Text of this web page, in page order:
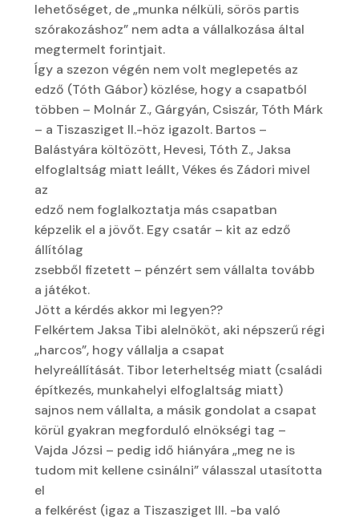
lehetőséget, de „munka nélküli, sörös partis
szórakozáshoz” nem adta a vállalkozása által
megtermelt forintjait.
Így a szezon végén nem volt meglepetés az
edző (Tóth Gábor) közlése, hogy a csapatból
többen – Molnár Z., Gárgyán, Csiszár, Tóth Márk
– a Tiszasziget II.-höz igazolt. Bartos –
Balástyára költözött, Hevesi, Tóth Z., Jaksa
elfoglaltság miatt leállt, Vékes és Zádori mivel
az
edző nem foglalkoztatja más csapatban
képzelik el a jövőt. Egy csatár – kit az edző
állítólag
zsebből fizetett – pénzért sem vállalta tovább
a játékot.
Jött a kérdés akkor mi legyen??
Felkértem Jaksa Tibi alelnököt, aki népszerű régi
„harcos”, hogy vállalja a csapat
helyreállítását. Tibor leterheltség miatt (családi
építkezés, munkahelyi elfoglaltság miatt)
sajnos nem vállalta, a másik gondolat a csapat
körül gyakran megforduló elnökségi tag –
Vajda Józsi – pedig idő hiányára „meg ne is
tudom mit kellene csinálni” válasszal utasította
el
a felkérést (igaz a Tiszasziget III. -ba való